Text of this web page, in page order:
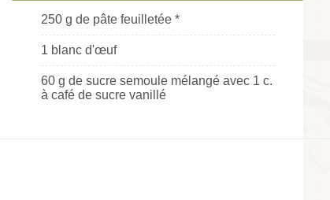
250 g de pâte feuilletée *
1 blanc d'œuf
60 g de sucre semoule mélangé avec 1 c.
à café de sucre vanillé